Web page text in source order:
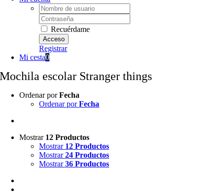
Username:
Password:
Recuérdame
Registrar
Mi cesta0
Mochila escolar Stranger things
Ordenar porFecha
Ordenar porFecha
Mostrar 12 Productos
Mostrar 12 Productos
Mostrar24 Productos
Mostrar36 Productos